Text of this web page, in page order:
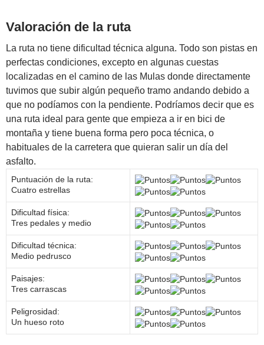
Valoración de la ruta
La ruta no tiene dificultad técnica alguna. Todo son pistas en
perfectas condiciones, excepto en algunas cuestas
localizadas en el camino de las Mulas donde directamente
tuvimos que subir algún pequeño tramo andando debido a
que no podíamos con la pendiente. Podríamos decir que es
una ruta ideal para gente que empieza a ir en bici de
montaña y tiene buena forma pero poca técnica, o
habituales de la carretera que quieran salir un día del
asfalto.
Puntuación de la ruta:
Cuatro estrellas
Dificultad física:
Tres pedales y medio
Dificultad técnica:
Medio pedrusco
Paisajes:
Tres carrascas
Peligrosidad:
Un hueso roto